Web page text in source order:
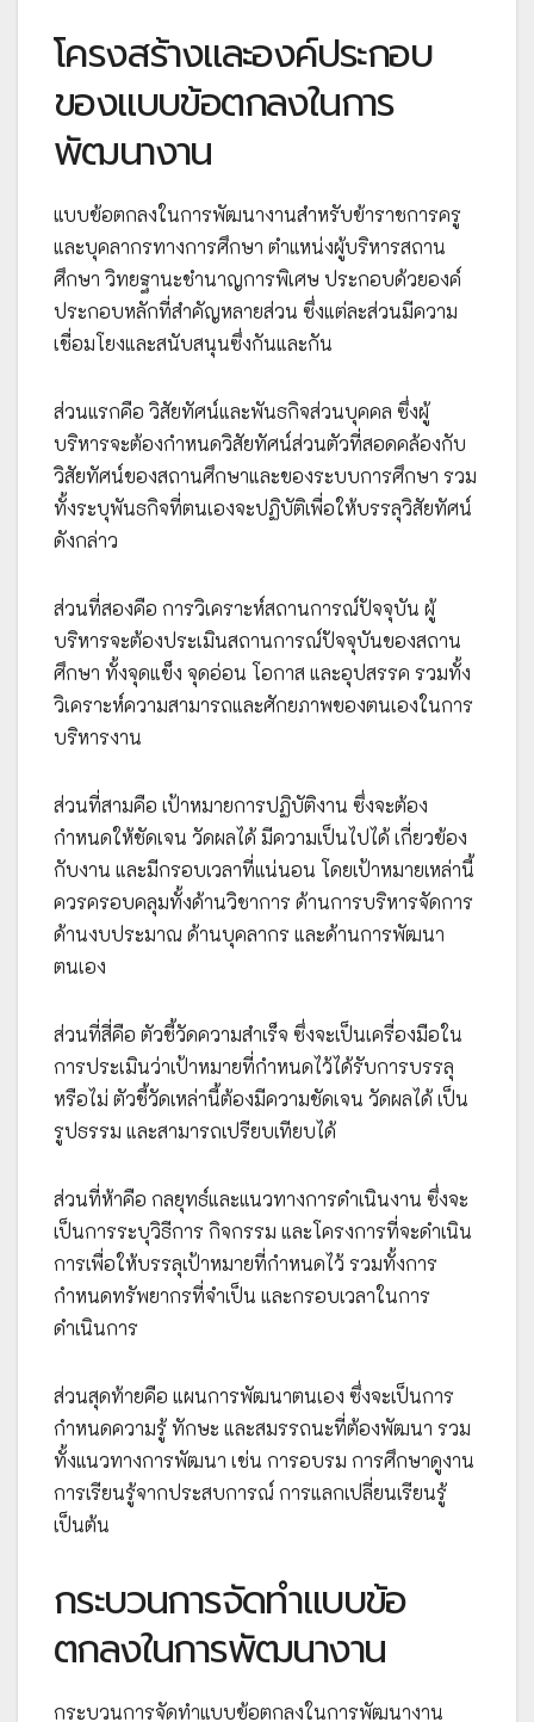
โครงสร้างและองค์ประกอบ
ของแบบข้อตกลงในการ
พัฒนางาน
แบบข้อตกลงในการพัฒนางานสำหรับข้าราชการครู
และบุคลากรทางการศึกษา ตำแหน่งผู้บริหารสถาน
ศึกษา วิทยฐานะชำนาญการพิเศษ ประกอบด้วยองค์
ประกอบหลักที่สำคัญหลายส่วน ซึ่งแต่ละส่วนมีความ
เชื่อมโยงและสนับสนุนซึ่งกันและกัน
ส่วนแรกคือ วิสัยทัศน์และพันธกิจส่วนบุคคล ซึ่งผู้
บริหารจะต้องกำหนดวิสัยทัศน์ส่วนตัวที่สอดคล้องกับ
วิสัยทัศน์ของสถานศึกษาและของระบบการศึกษา รวม
ทั้งระบุพันธกิจที่ตนเองจะปฏิบัติเพื่อให้บรรลุวิสัยทัศน์
ดังกล่าว
ส่วนที่สองคือ การวิเคราะห์สถานการณ์ปัจจุบัน ผู้
บริหารจะต้องประเมินสถานการณ์ปัจจุบันของสถาน
ศึกษา ทั้งจุดแข็ง จุดอ่อน โอกาส และอุปสรรค รวมทั้ง
วิเคราะห์ความสามารถและศักยภาพของตนเองในการ
บริหารงาน
ส่วนที่สามคือ เป้าหมายการปฏิบัติงาน ซึ่งจะต้อง
กำหนดให้ชัดเจน วัดผลได้ มีความเป็นไปได้ เกี่ยวข้อง
กับงาน และมีกรอบเวลาที่แน่นอน โดยเป้าหมายเหล่านี้
ควรครอบคลุมทั้งด้านวิชาการ ด้านการบริหารจัดการ
ด้านงบประมาณ ด้านบุคลากร และด้านการพัฒนา
ตนเอง
ส่วนที่สี่คือ ตัวชี้วัดความสำเร็จ ซึ่งจะเป็นเครื่องมือใน
การประเมินว่าเป้าหมายที่กำหนดไว้ได้รับการบรรลุ
หรือไม่ ตัวชี้วัดเหล่านี้ต้องมีความชัดเจน วัดผลได้ เป็น
รูปธรรม และสามารถเปรียบเทียบได้
ส่วนที่ห้าคือ กลยุทธ์และแนวทางการดำเนินงาน ซึ่งจะ
เป็นการระบุวิธีการ กิจกรรม และโครงการที่จะดำเนิน
การเพื่อให้บรรลุเป้าหมายที่กำหนดไว้ รวมทั้งการ
กำหนดทรัพยากรที่จำเป็น และกรอบเวลาในการ
ดำเนินการ
ส่วนสุดท้ายคือ แผนการพัฒนาตนเอง ซึ่งจะเป็นการ
กำหนดความรู้ ทักษะ และสมรรถนะที่ต้องพัฒนา รวม
ทั้งแนวทางการพัฒนา เช่น การอบรม การศึกษาดูงาน
การเรียนรู้จากประสบการณ์ การแลกเปลี่ยนเรียนรู้
เป็นต้น
กระบวนการจัดทำแบบข้อ
ตกลงในการพัฒนางาน
กระบวนการจัดทำแบบข้อตกลงในการพัฒนางาน